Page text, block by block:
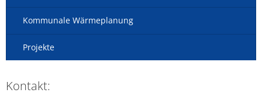
Kommunale Wärmeplanung
Projekte
Kontakt: